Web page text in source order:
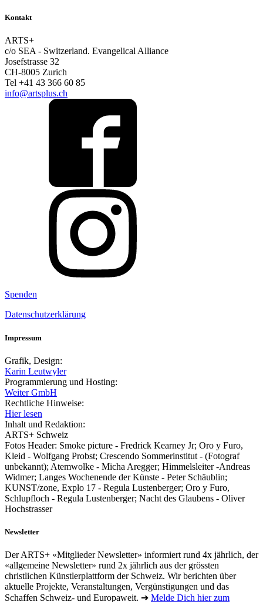
Kontakt
ARTS+
c/o SEA - Switzerland. Evangelical Alliance
Josefstrasse 32
CH-8005 Zurich
Tel +41 43 366 60 85
info@artsplus.ch
Spenden
Datenschutzerklärung
Impressum
Grafik, Design:
Karin Leutwyler
Programmierung und Hosting:
Weiter GmbH
Rechtliche Hinweise:
Hier lesen
Inhalt und Redaktion:
ARTS+ Schweiz
Fotos Header: Smoke picture - Fredrick Kearney Jr; Oro y Furo,
Kleid - Wolfgang Probst; Crescendo Sommerinstitut - (Fotograf
unbekannt); Atemwolke - Micha Aregger; Himmelsleiter -Andreas
Widmer; Langes Wochenende der Künste - Peter Schäublin;
KUNST/zone, Explo 17 - Regula Lustenberger; Oro y Furo,
Schlupfloch - Regula Lustenberger; Nacht des Glaubens - Oliver
Hochstrasser
Newsletter
Der ARTS+ «Mitglieder Newsletter» informiert rund 4x jährlich, der
«allgemeine Newsletter» rund 2x jährlich aus der grössten
christlichen Künstlerplattform der Schweiz. Wir berichten über
aktuelle Projekte, Veranstaltungen, Vergünstigungen und das
Schaffen Schweiz- und Europaweit. ➔ Melde Dich hier zum